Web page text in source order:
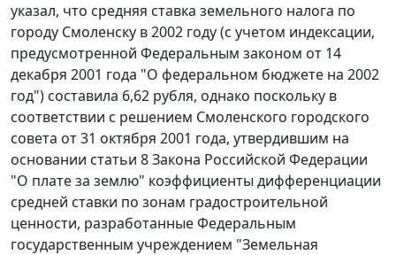
указал, что средняя ставка земельного налога по
городу Смоленску в 2002 году (с учетом индексации,
предусмотренной Федеральным законом от 14
декабря 2001 года "О федеральном бюджете на 2002
год") составила 6,62 рубля, однако поскольку в
соответствии с решением Смоленского городского
совета от 31 октября 2001 года, утвердившим на
основании статьи 8Закона Российской Федерации
"О плате за землю" коэффициенты дифференциации
средней ставки по зонам градостроительной
ценности, разработанные Федеральным
государственным учреждением "Земельная